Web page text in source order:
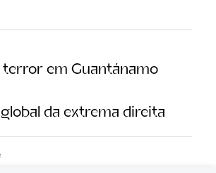
terror em Guantánamo
da extrema direita